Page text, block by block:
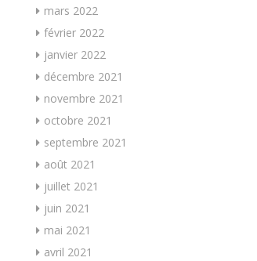
mars 2022
février 2022
janvier 2022
décembre 2021
novembre 2021
octobre 2021
septembre 2021
août 2021
juillet 2021
juin 2021
mai 2021
avril 2021